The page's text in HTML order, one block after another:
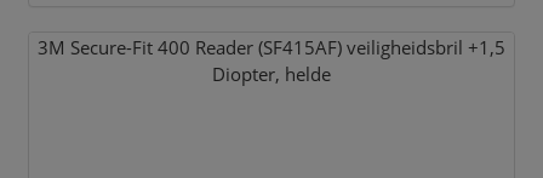
3M Secure-Fit 400 Reader (SF415AF) veiligheidsbril +1,5
Diopter, helde